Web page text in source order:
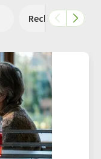
Recherche et